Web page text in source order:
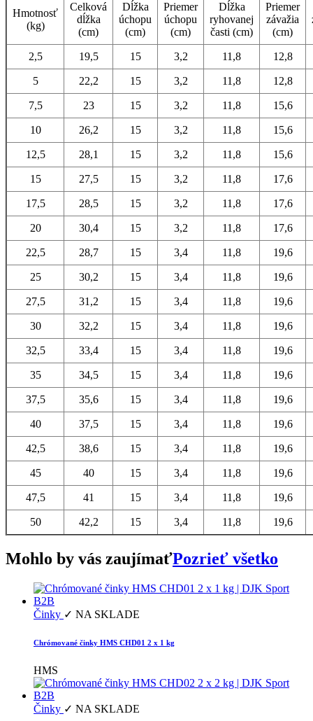
Hmotnosť
(kg)
Celková
dĺžka
(cm)
Dĺžka
úchopu
(cm)
Priemer
úchopu
(cm)
Dĺžka
ryhovanej
časti (cm)
Priemer
závažia
(cm)
2,5 19,5 15 3,2 11,8 12,8
5 22,2 15 3,2 11,8 12,8
7,5 23 15 3,2 11,8 15,6
10 26,2 15 3,2 11,8 15,6
12,5 28,1 15 3,2 11,8 15,6
15 27,5 15 3,2 11,8 17,6
17,5 28,5 15 3,2 11,8 17,6
20 30,4 15 3,2 11,8 17,6
22,5 28,7 15 3,4 11,8 19,6
25 30,2 15 3,4 11,8 19,6
27,5 31,2 15 3,4 11,8 19,6
30 32,2 15 3,4 11,8 19,6
32,5 33,4 15 3,4 11,8 19,6
35 34,5 15 3,4 11,8 19,6
37,5 35,6 15 3,4 11,8 19,6
40 37,5 15 3,4 11,8 19,6
42,5 38,6 15 3,4 11,8 19,6
45 40 15 3,4 11,8 19,6
47,5 41 15 3,4 11,8 19,6
50 42,2 15 3,4 11,8 19,6
Mohlo by vás zaujímaťPozrieť všetko
Činky ✓ NA SKLADE
Chrómované činky HMS CHD01 2 x 1 kg
HMS
Činky ✓ NA SKLADE